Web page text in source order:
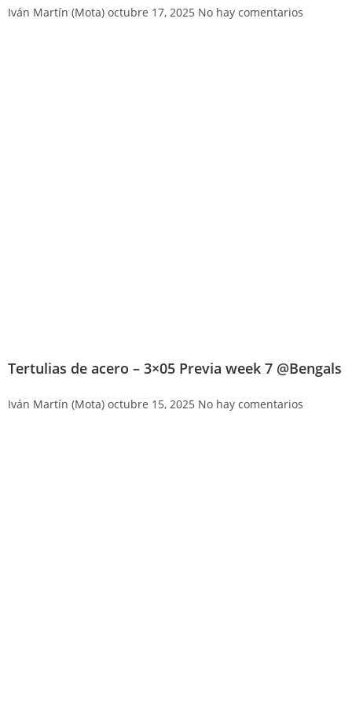
Iván Martín (Mota) octubre 17, 2025 No hay comentarios
Tertulias de acero – 3×05 Previa week 7 @Bengals
Iván Martín (Mota) octubre 15, 2025 No hay comentarios